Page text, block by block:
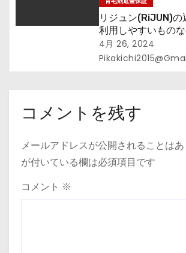
リジュン(RiJUN)の
利用しやすいもの
4月 26, 2024
コメントを残す
メールアドレスが公開されることはあ
が付いている欄は必須項目です
コメント ※